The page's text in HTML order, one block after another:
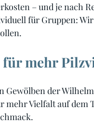
– und je nach
für Gruppen:
für mehr
Gewölben der
mehr Vielfalt auf